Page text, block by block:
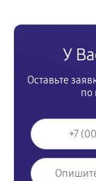
У
Оставьте
по